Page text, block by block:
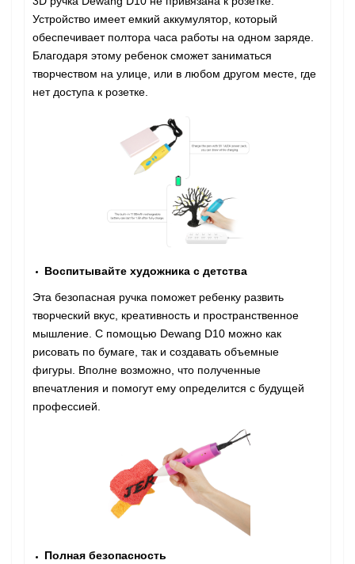
Устройство имеет емкий аккумулятор, который
обеспечивает полтора часа работы на одном заряде.
Благодаря этому ребенок сможет заниматься
творчеством на улице, или в любом другом месте, где
нет доступа к розетке.
Воспитывайте художника с детства
Эта безопасная ручка поможет ребенку развить
творческий вкус, креативность и пространственное
мышление. С помощью Dewang D10 можно как
рисовать по бумаге, так и создавать объемные
фигуры. Вполне возможно, что полученные
впечатления и помогут ему определится с будущей
профессией.
Полная безопасность